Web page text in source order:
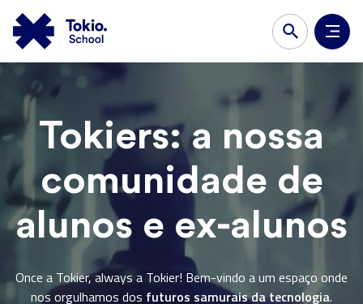
Tokiers: a nossa
comunidade de
alunos e ex-alunos
Once a Tokier, always a Tokier! Bem-vindo a um espaço onde
nos orgulhamos dos futuros samurais da tecnologia.